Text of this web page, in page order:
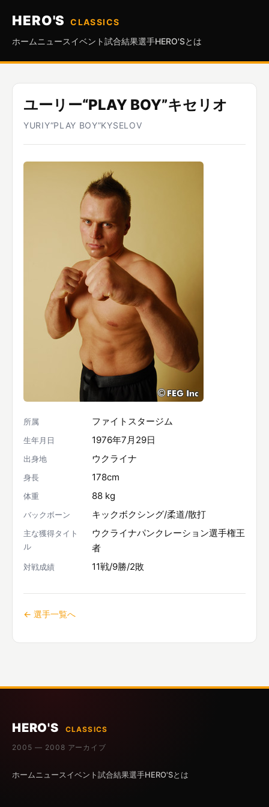
HERO'S
CLASSICS
ホーム ニュースイベント試合結果選手HERO'Sとは
ユーリー“PLAY BOY”キセリオ
YURIY“PLAY BOY”KYSELOV
所属 ファイトスタージム
生年月日 1976年7月29日
出身地 ウクライナ
身長 178cm
体重 88 kg
バックボーン キックボクシング/柔道/散打
主な獲得タイト
ル
ウクライナパンクレーション選手権王
者
対戦成績 11戦/9勝/2敗
← 選手一覧へ
HERO'S
CLASSICS
2005 — 2008 アーカイブ
ホームニュースイベント試合結果選手HERO'Sとは